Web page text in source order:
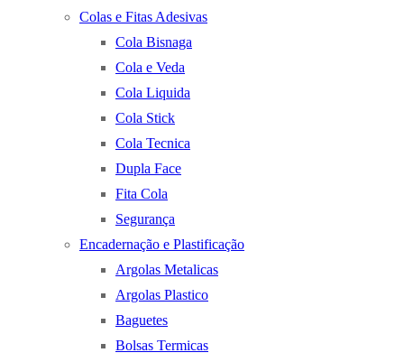
Colas e Fitas Adesivas
Cola Bisnaga
Cola e Veda
Cola Liquida
Cola Stick
Cola Tecnica
Dupla Face
Fita Cola
Segurança
Encadernação e Plastificação
Argolas Metalicas
Argolas Plastico
Baguetes
Bolsas Termicas